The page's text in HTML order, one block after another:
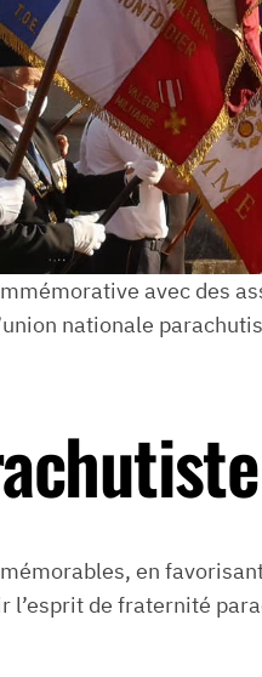
avec des
nationale
en
l’esprit de fraternité